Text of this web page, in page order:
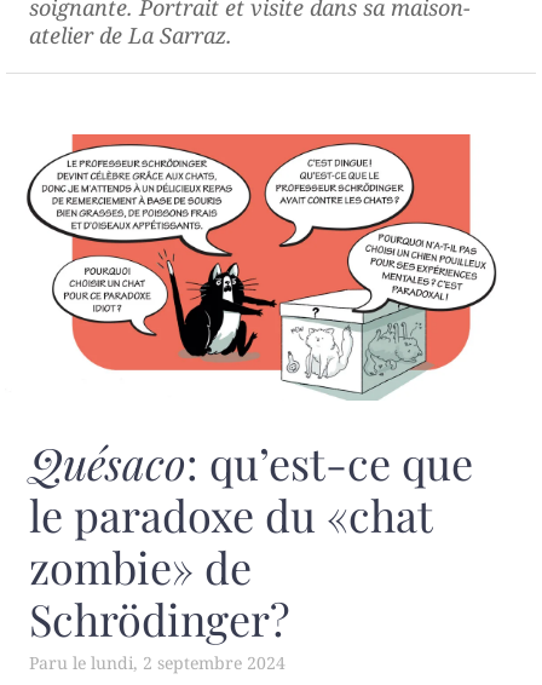
soignante. Portrait et visite dans sa maison-
atelier de La Sarraz.
Quésaco: qu’est-ce que
le paradoxe du «chat
zombie» de
Schrödinger?
lundi, 2 septembre 2024